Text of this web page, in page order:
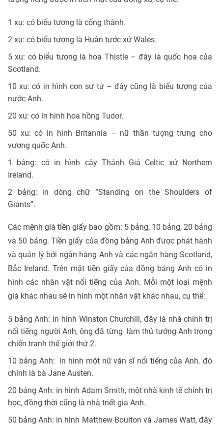
1 xu: có biểu tượng là cổng thành.
2 xu: có biểu tượng là Huân tước xứ Wales.
5 xu: có biểu tượng là hoa Thistle – đây là quốc hoa của
Scotland.
10 xu: có in hình con sư tử – đây cũng là biểu tượng của
nước Anh.
20 xu: có in hình hoa hồng Tudor.
50 xu: có in hình Britannia – nữ thần tượng trưng cho
vương quốc Anh.
1 bảng: có in hình cây Thánh Giá Celtic xứ Northern
Ireland.
2 bảng: in dòng chữ “Standing on the Shoulders of
Giants”.
Các mệnh giá tiền giấy bao gồm: 5 bảng, 10 bảng, 20 bảng
và 50 bảng. Tiền giấy của đồng bảng Anh được phát hành
và quản lý bởi ngân hàng Anh và các ngân hàng Scotland,
Bắc Ireland. Trên mặt tiền giấy của đồng bảng Anh có in
hình các nhân vật nổi tiếng của Anh. Mỗi một loại mệnh
giá khác nhau sẽ in hình một nhân vật khác nhau, cụ thể:
5 bảng Anh: in hình Winston Churchill, đây là nhà chính trị
nổi tiếng người Anh, ông đã từng làm thủ tướng Anh trong
chiến tranh thế giới thứ 2.
10 bảng Anh: in hình một nữ văn sĩ nổi tiếng của Anh. đó
chính là bà Jane Austen.
20 bảng Anh: in hình Adam Smith, một nhà kinh tế chính trị
học, đồng thời cũng là nhà triết gia Anh.
50 bảng Anh: in hình Matthew Boulton và James Watt, đây